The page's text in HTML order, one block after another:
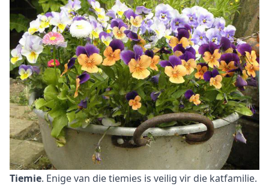
Tiemie. Enige van die tiemies is veilig vir die katfamilie.